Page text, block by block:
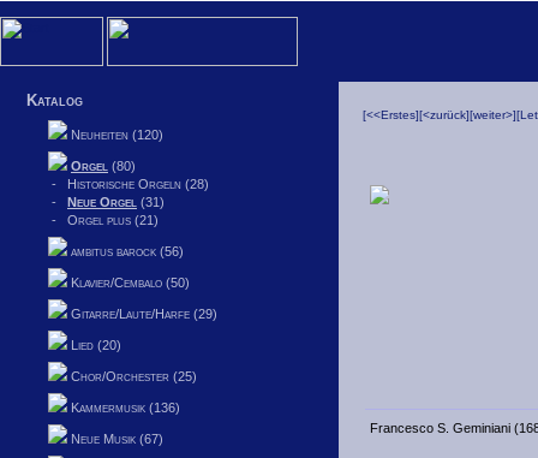
Katalog
Neuheiten (120)
Orgel (80)
- Historische Orgeln (28)
- Neue Orgel (31)
- Orgel plus (21)
ambitus barock (56)
Klavier/Cembalo (50)
Gitarre/Laute/Harfe (29)
Lied (20)
Chor/Orchester (25)
Kammermusik (136)
Neue Musik (67)
[<<Erstes][<zurück][weiter>]
Francesco S. Geminiani